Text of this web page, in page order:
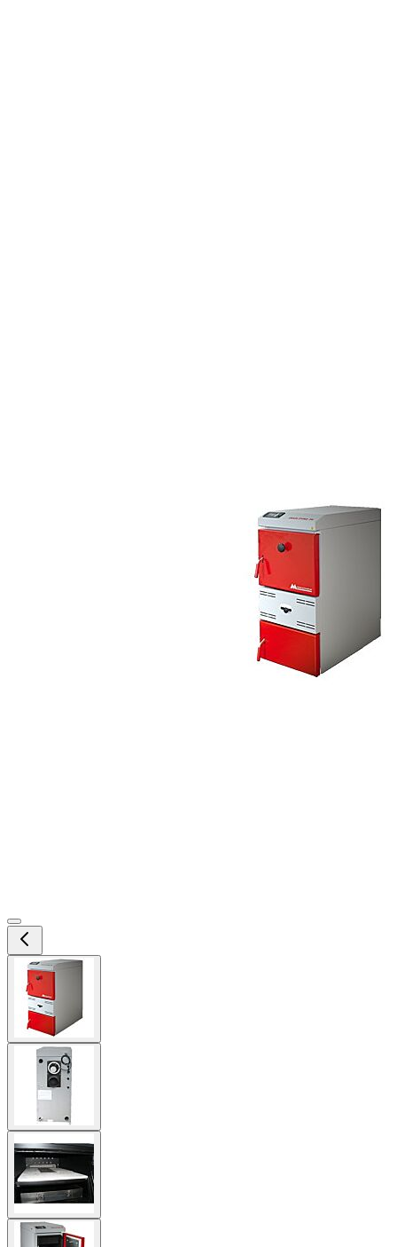
View
larger
image
View
larger
larger
image
View
larger